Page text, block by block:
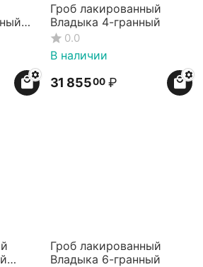
Гроб лакированный
Владыка 4-гранный
0.0
В наличии
31 85500 ₽
Гроб лакированный
Владыка 6-гранный